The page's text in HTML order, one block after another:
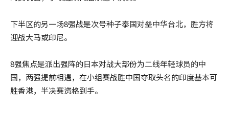
下半区的另一场8强战是次号种子泰国对垒中华台北，胜方将
迎战大马或印尼。
8强焦点是派出强阵的日本对战大部份为二线年轻球员的中
国，两强提前相遇，在小组赛战胜中国夺取头名的印度基本可
胜香港，半决赛资格到手。